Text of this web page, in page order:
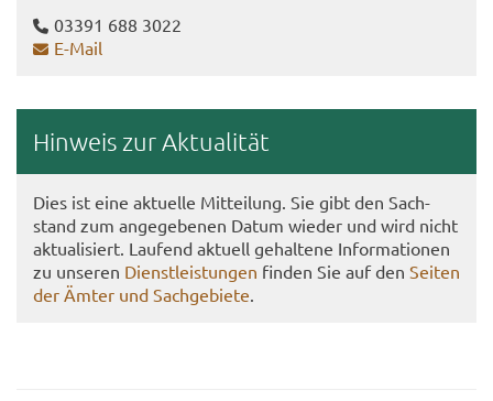
03391 688 3022
E-​Mail
Hin­weis zur Ak­tua­li­tät
Dies ist eine ak­tu­el­le Mit­tei­lung. Sie gibt den Sach­
stand zum an­ge­ge­be­nen Datum wie­der und wird nicht
ak­tua­li­siert. Lau­fend ak­tu­ell ge­hal­te­ne In­for­ma­tio­nen
zu un­se­ren Dienst­leis­tun­gen fin­den Sie auf den Sei­ten
der Ämter und Sach­ge­bie­te.